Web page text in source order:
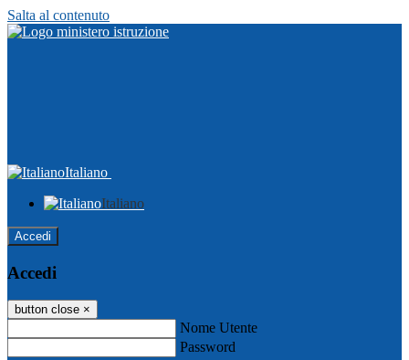
Salta al contenuto
Italiano
Italiano
Accedi
Accedi
button close ×
Nome Utente
Password